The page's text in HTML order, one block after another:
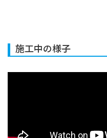
施工中の様子